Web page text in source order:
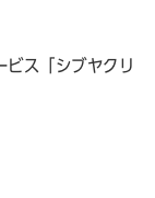
ビス「シブヤクリ